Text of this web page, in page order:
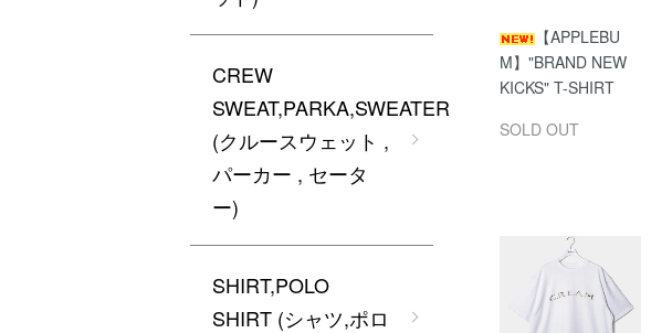
【APPLEBU
M】"BRAND NEW
KICKS" T-SHIRT
SOLD OUT
CREW
SWEAT,PARKA,SWEATER
(クルースウェット ,
パーカー , セータ
ー)
SHIRT,POLO
SHIRT (シャツ,ポロ